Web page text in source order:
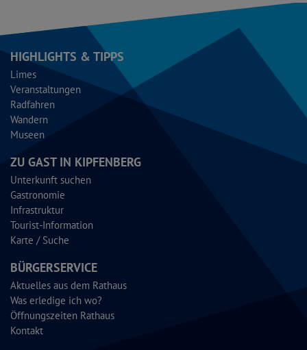
HIGHLIGHTS & TIPPS
Limes
Veranstaltungen
Radfahren
Wandern
Museen
ZU GAST IN KIPFENBERG
Unterkunft suchen
Gastronomie
Infrastruktur
Tourist-Information
Karte / Suche
BÜRGERSERVICE
Aktuelles aus dem Rathaus
Was erledige ich wo?
Öffnungszeiten Rathaus
Kontakt